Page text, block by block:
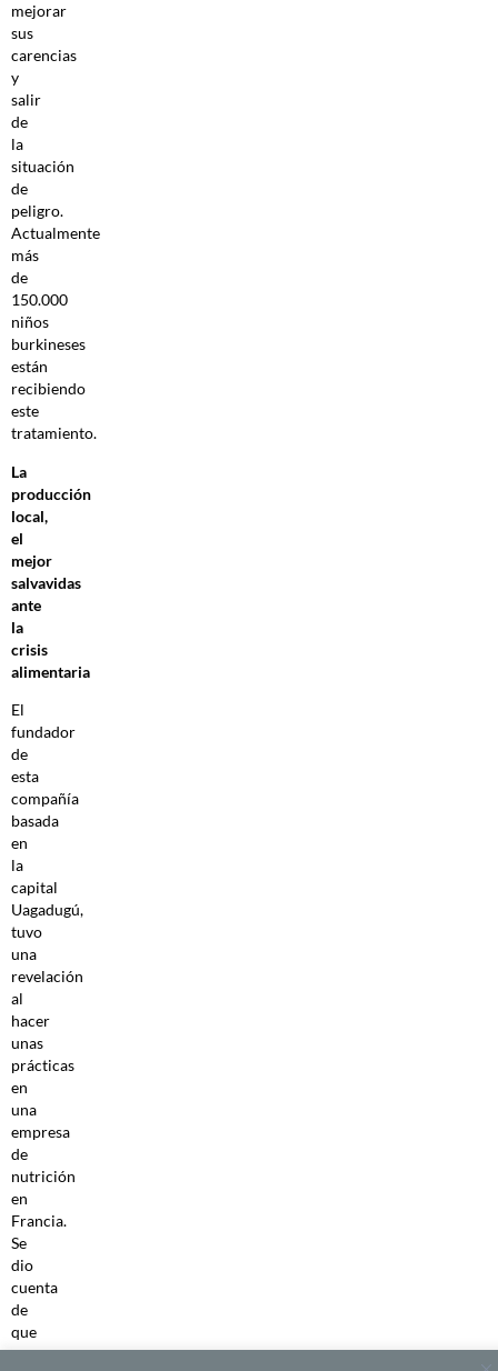
mejorar
sus
carencias
y
salir
de
la
situación
de
peligro.
Actualmente
más
de
150.000
niños
burkineses
están
recibiendo
este
tratamiento.
La
producción
local,
el
mejor
salvavidas
ante
la
crisis
alimentaria
El
fundador
de
esta
compañía
basada
en
la
capital
Uagadugú,
tuvo
una
revelación
al
hacer
unas
prácticas
en
una
empresa
de
nutrición
en
Francia.
Se
dio
cuenta
de
que
en